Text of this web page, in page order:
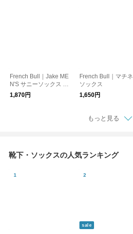
French Bull｜Jake ME
N'S サニーソックス メ
ンズソックス 靴下
1,870円
French Bull｜マチネ
ソックス
1,650円
もっと見る
靴下・ソックスの人気ランキング
sale